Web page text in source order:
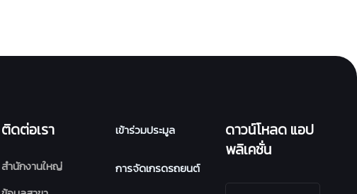
ติดต่อเรา
สำนักงานใหญ่
เข้าร่วมประมูล
การจัดเกรดรถยนต์
ดาวน์โหลด แอป
พลิเคชั่น